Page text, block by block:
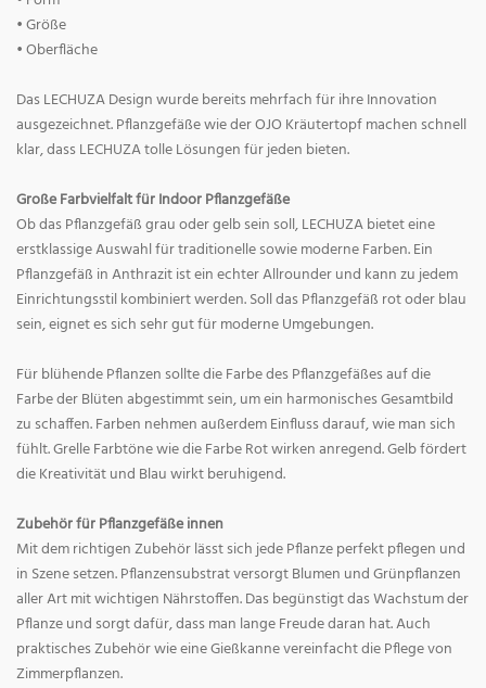
• Größe
• Oberfläche
Das LECHUZA Design wurde bereits mehrfach für ihre Innovation
ausgezeichnet. Pflanzgefäße wie der OJO Kräutertopf machen schnell
klar, dass LECHUZA tolle Lösungen für jeden bieten.
Große Farbvielfalt für Indoor Pflanzgefäße
Ob das Pflanzgefäß grau oder gelb sein soll, LECHUZA bietet eine
erstklassige Auswahl für traditionelle sowie moderne Farben. Ein
Pflanzgefäß in Anthrazit ist ein echter Allrounder und kann zu jedem
Einrichtungsstil kombiniert werden. Soll das Pflanzgefäß rot oder blau
sein, eignet es sich sehr gut für moderne Umgebungen.
Für blühende Pflanzen sollte die Farbe des Pflanzgefäßes auf die
Farbe der Blüten abgestimmt sein, um ein harmonisches Gesamtbild
zu schaffen. Farben nehmen außerdem Einfluss darauf, wie man sich
fühlt. Grelle Farbtöne wie die Farbe Rot wirken anregend. Gelb fördert
die Kreativität und Blau wirkt beruhigend.
Zubehör für Pflanzgefäße innen
Mit dem richtigen Zubehör lässt sich jede Pflanze perfekt pflegen und
in Szene setzen. Pflanzensubstrat versorgt Blumen und Grünpflanzen
aller Art mit wichtigen Nährstoffen. Das begünstigt das Wachstum der
Pflanze und sorgt dafür, dass man lange Freude daran hat. Auch
praktisches Zubehör wie eine Gießkanne vereinfacht die Pflege von
Zimmerpflanzen.